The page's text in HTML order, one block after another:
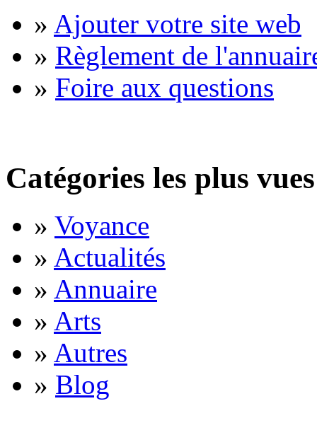
» Ajouter votre site web
» Règlement de
» Foire aux questions
Catégories les plus vues
» Voyance
» Actualités
» Annuaire
» Arts
» Autres
» Blog